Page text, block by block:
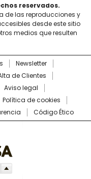
reservados.
de las reproducciones y
desde este sitio
medios que resulten
Newsletter
de Clientes
Aviso legal
Política de cookies
Código Ético